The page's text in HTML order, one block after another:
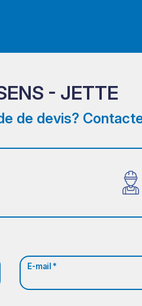
- JETTE
de devis?
E-mail *